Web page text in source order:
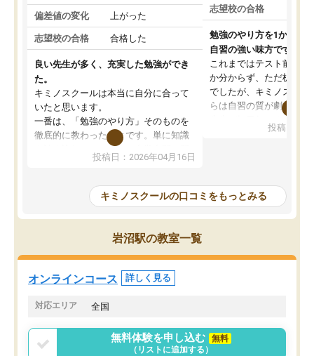
偏差値の変化 上がった
志望校の合格 合格した
良い先生が多く、充実した勉強ができ
た。
キミノスクールは本当に自分に合って
いたと思います。
一番は、「勉強のやり方」そのものを
徹底的に教わったことです。単に知識
を詰め込むのではなく、自学自習の習
慣が身につくよう並走してくれるの
はなくなりました。
講師の方との距離も近く、親身なコー
チングのおかげで、停滞期もモチベー
ションを維持できました。「やらされ
る勉強」から「目標のための勉強」へ
意識が変わったことが、目標校への合
投稿日：2026年04月16日
志望校の合格
勉強のやり方を1から教
自習の強い味方です。
これまではテスト前に何
か分からず、ただ机に座
でしたが、キミノスクー
らは自習の質が劇的に変
を明確にしてくれるの
の仕方をコーチングして
ルなので、家での学習習
身につきました。結果と
た。自分から学ぶ姿勢を
投稿日：
キミノスクールの口コミをもっとみる
岩沼駅の教室一覧
オンラインコース 詳しく見る
対応エリア 全国
無料体験を申し込む
無料
（リストに追加する）